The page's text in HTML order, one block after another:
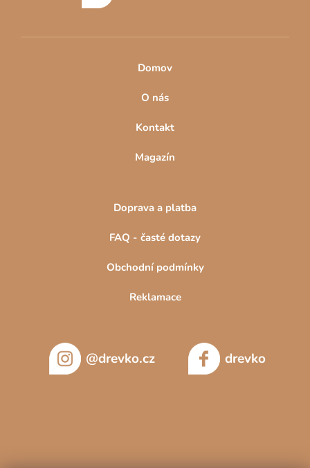
Domov
O nás
Kontakt
Magazín
Doprava a platba
FAQ - časté dotazy
Obchodní podmínky
Reklamace
@drevko.cz drevko